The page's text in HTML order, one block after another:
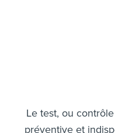
Le test, ou
préventive et